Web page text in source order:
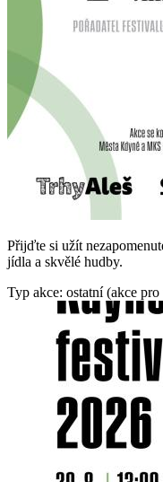
Přijďte si užít
jídla a skvělé hudby.
Typ akce: ostatní (akce pro